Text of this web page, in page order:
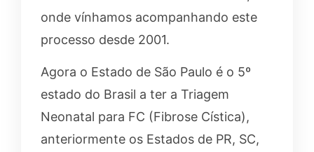
onde vínhamos acompanhando este
processo desde 2001.
Agora o Estado de São Paulo é o 5º
estado do Brasil a ter a Triagem
Neonatal para FC (Fibrose Cística),
anteriormente os Estados de PR, SC,